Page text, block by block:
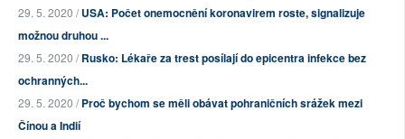
29. 5. 2020 /USA: Počet onemocnění koronavirem roste, signalizuje
možnou druhou ...
29. 5. 2020 /Rusko: Lékaře za trest posílají do epicentra infekce bez
ochranných...
29. 5. 2020 /Proč bychom se měli obávat pohraničních srážek mezi
Čínou a Indií